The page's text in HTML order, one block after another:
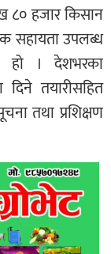
८० हजार किसान
सहायता उपलब्ध
हो । देशभरका
दिने तयारीसहित
तथा प्रशिक्षण